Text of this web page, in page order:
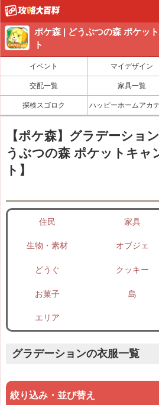
ポケ森 | どうぶつの森 ポケッ
ト
イベント マイデザイン
交配一覧 家具一覧
探検スゴロク ハッピーホームアカ
【ポケ森】グラデーショ
うぶつの森 ポケットキャ
ト】
住民 家具
生物・素材 オブジェ
どうぐ クッキー
お菓子 島
エリア
グラデーションの衣服一覧
絞り込み・並び替え